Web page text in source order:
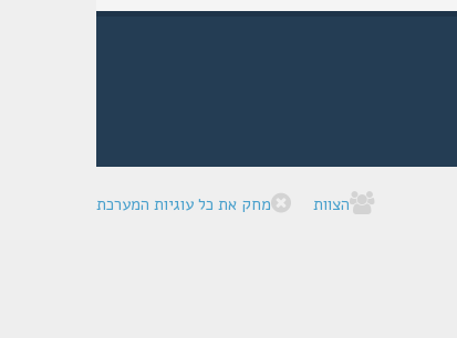
הצוות מחק את כל עוגיות המערכת